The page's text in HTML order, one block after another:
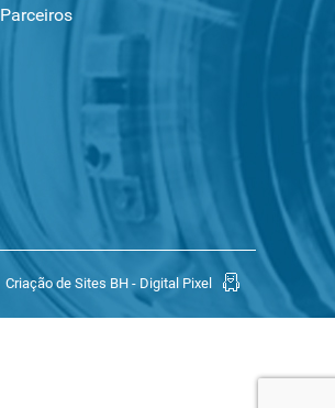
Parceiros
Criação de Sites BH - Digital Pixel